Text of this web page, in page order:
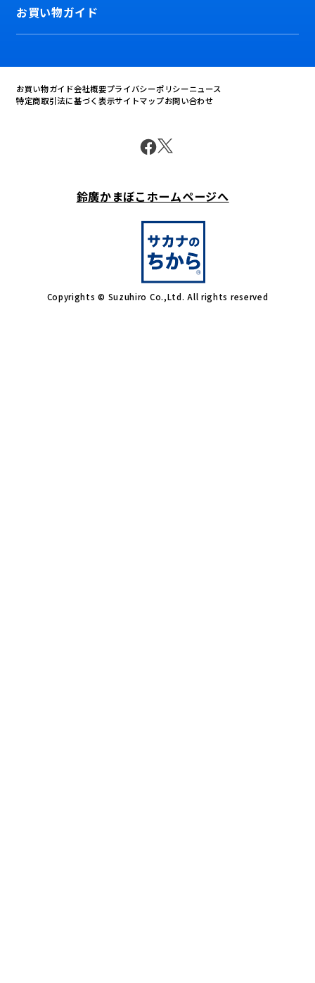
お買い物ガイド
お買い物ガイド会社概要プライバシーポリシーニュース
特定商取引法に基づく表示サイトマップお問い合わせ
鈴廣かまぼこホームページへ
Copyrights © Suzuhiro Co.,Ltd. All rights reserved